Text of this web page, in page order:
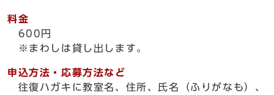
料金
600円
※まわしは貸し出します。
申込方法・応募方法など
往復ハガキに教室名、住所、氏名（ふりがなも）、